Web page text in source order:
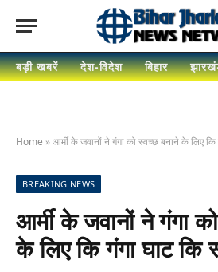
बड़ी खबरें देश-विदेश बिहार
Home »आर्मी के जवानों ने गंगा को स्वच्छ बनाने के लिए
BREAKING NEWS
आर्मी के जवानों ने गंगा
के लिए कि गंगा घाट कि